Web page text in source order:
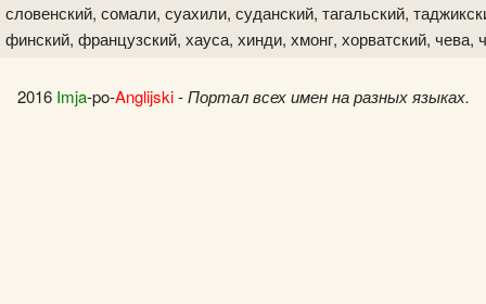
словенский, сомали, суахили, суданский, тагальский,
финский, французский, хауса, хинди, хмонг, хорватский,
2016 Imja-po-Anglijski-Портал всех имен на разных языках.